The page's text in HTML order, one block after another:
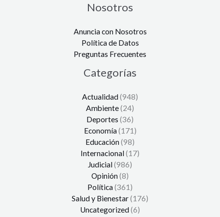
Nosotros
Anuncia con Nosotros
Política de Datos
Preguntas Frecuentes
Categorías
Actualidad(948)
Ambiente(24)
Deportes (36)
Economía(171)
Educación(98)
Internacional(17)
Judicial(986)
Opinión(8)
Política(361)
Salud y Bienestar(176)
Uncategorized(6)